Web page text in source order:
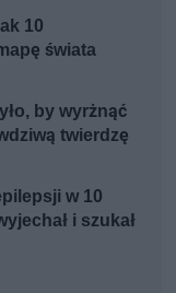
10
świata
by wyrżnąć
twierdzę
w 10
i szukał